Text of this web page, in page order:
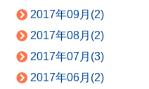
2017年09月(2)
2017年08月(2)
2017年07月(3)
2017年06月(2)